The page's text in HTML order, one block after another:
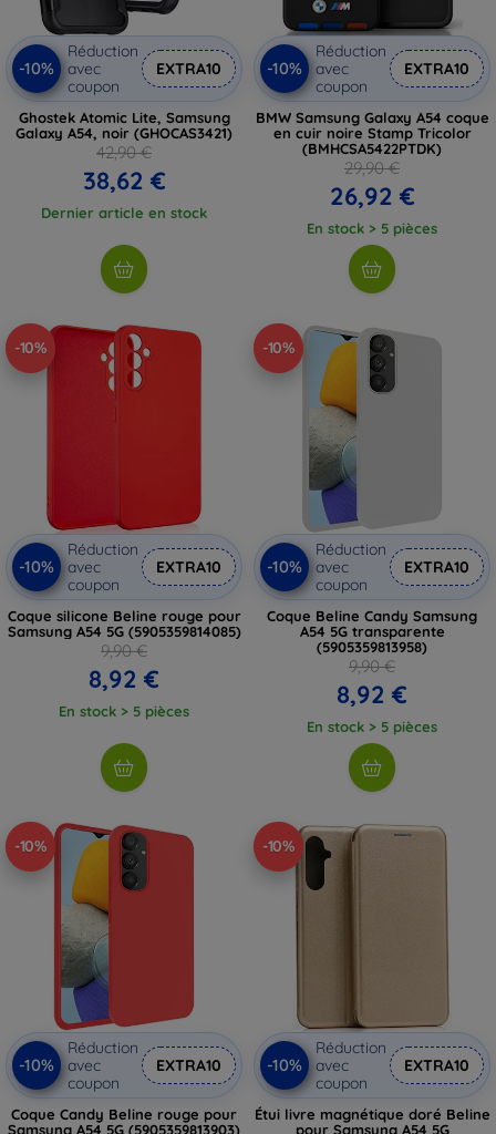
-10%
Réduction
avec
coupon
EXTRA10
Ghostek Atomic Lite, Samsung
Galaxy A54, noir (GHOCAS3421)
42,90 €
38,62 €
Dernier article en stock
-10%
Réduction
avec
coupon
EXTRA10
BMW Samsung Galaxy A54 coque
en cuir noire Stamp Tricolor
(BMHCSA5422PTDK)
29,90 €
26,92 €
En stock > 5 pièces
-10%
-10%
Réduction
avec
coupon
EXTRA10
Coque silicone Beline rouge pour
Samsung A54 5G (5905359814085)
9,90 €
8,92 €
En stock > 5 pièces
-10%
-10%
Réduction
avec
coupon
EXTRA10
Coque Beline Candy Samsung
A54 5G transparente
(5905359813958)
9,90 €
8,92 €
En stock > 5 pièces
-10%
-10%
Réduction
avec
coupon
EXTRA10
Coque Candy Beline rouge pour
Samsung A54 5G (5905359813903)
-10%
-10%
Réduction
avec
coupon
EXTRA10
Étui livre magnétique doré Beline
pour Samsung A54 5G